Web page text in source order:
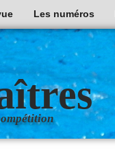
Les numéros